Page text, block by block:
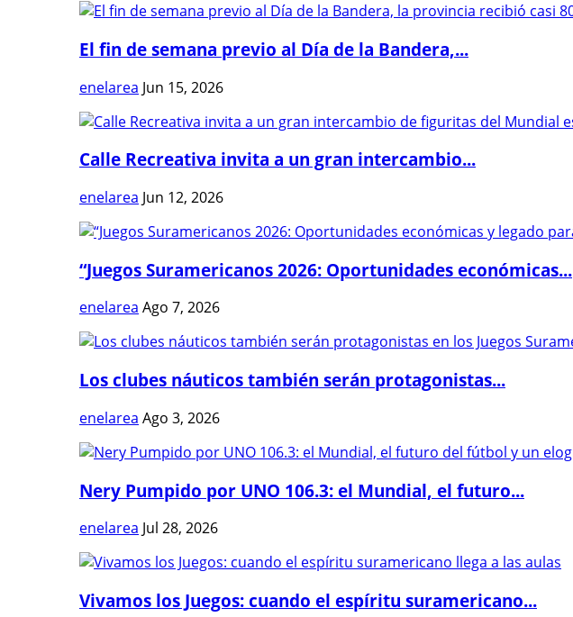
El fin de semana previo al Día de la Bandera,...
enelarea Jun 15, 2026
Calle Recreativa invita a un gran intercambio...
enelarea Jun 12, 2026
“Juegos Suramericanos 2026: Oportunidades económicas...
enelarea Ago 7, 2026
Los clubes náuticos también serán protagonistas...
enelarea Ago 3, 2026
Nery Pumpido por UNO 106.3: el Mundial, el futuro...
enelarea Jul 28, 2026
Vivamos los Juegos: cuando el espíritu suramericano...